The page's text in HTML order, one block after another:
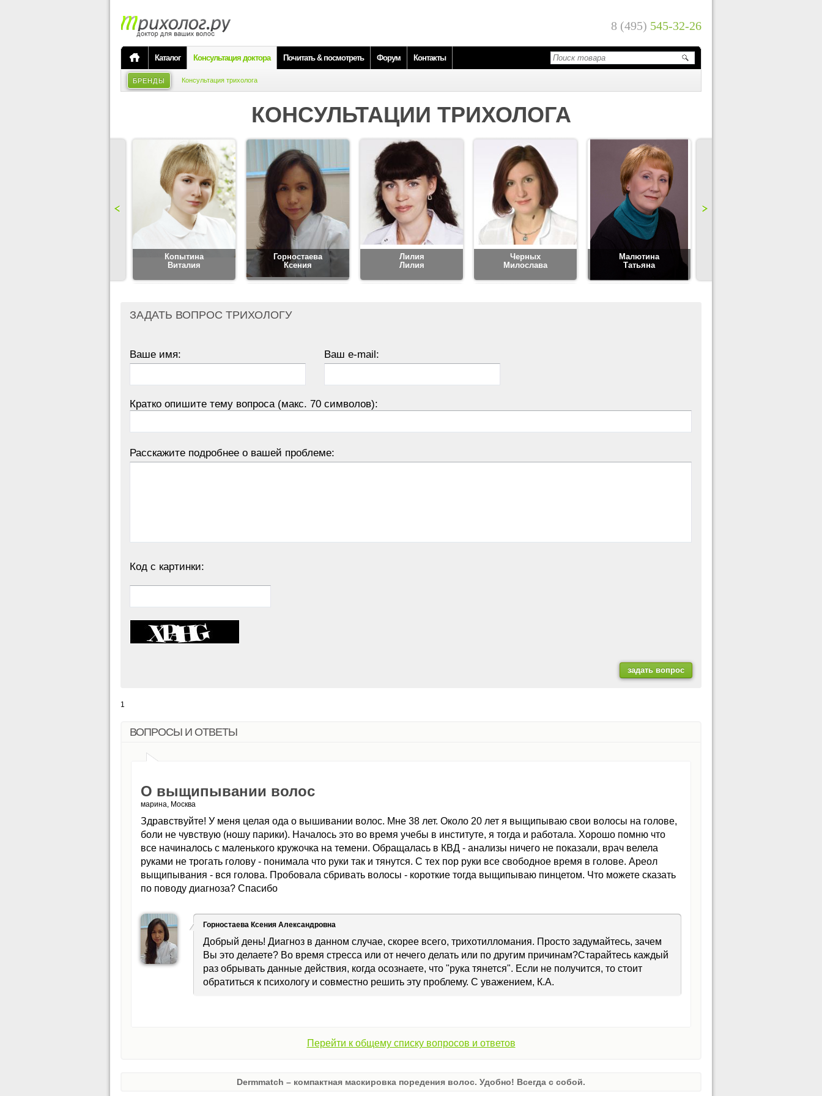
8 (495) 545-32-26
Каталог Консультация доктора Почитать & посмотреть Форум Контакты
БРЕНДЫ Консультация трихолога
КОНСУЛЬТАЦИИ ТРИХОЛОГА
Копытина
Виталия
Горностаева
Ксения
Лилия
Лилия
Черных
Милослава
Малютина
Татьяна
ЗАДАТЬ ВОПРОС ТРИХОЛОГУ
Ваше имя: Ваш e-mail:
Кратко опишите тему вопроса (макс. 70 символов):
Расскажите подробнее о вашей проблеме:
Код с картинки:
1
ВОПРОСЫ И ОТВЕТЫ
О выщипывании волос
марина, Москва
Здравствуйте! У меня целая ода о вышивании волос. Мне 38 лет. Около 20 лет я выщипываю свои волосы на голове,
боли не чувствую (ношу парики). Началось это во время учебы в институте, я тогда и работала. Хорошо помню что
все начиналось с маленького кружочка на темени. Обращалась в КВД - анализы ничего не показали, врач велела
руками не трогать голову - понимала что руки так и тянутся. С тех пор руки все свободное время в голове. Ареол
выщипывания - вся голова. Пробовала сбривать волосы - короткие тогда выщипываю пинцетом. Что можете сказать
по поводу диагноза? Спасибо
Горностаева Ксения Александровна
Добрый день! Диагноз в данном случае, скорее всего, трихотилломания. Просто задумайтесь, зачем
Вы это делаете? Во время стресса или от нечего делать или по другим причинам?Старайтесь каждый
раз обрывать данные действия, когда осознаете, что "рука тянется". Если не получится, то стоит
обратиться к психологу и совместно решить эту проблему. С уважением, К.А.
Перейти к общему списку вопросов и ответов
Dermmatch – компактная маскировка поредения волос. Удобно! Всегда с собой.